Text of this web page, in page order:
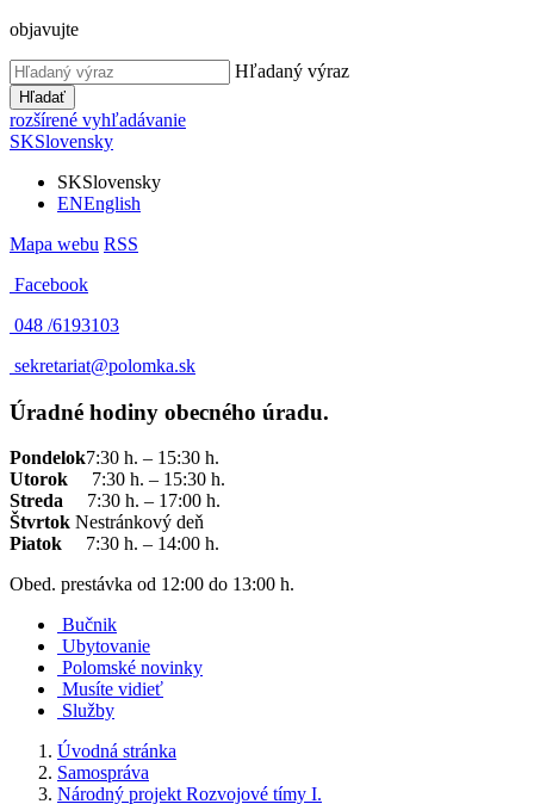
objavujte
Hľadaný výraz
Hľadať
rozšírené vyhľadávanie
SKSlovensky
SKSlovensky
ENEnglish
Mapa webu RSS
Facebook
048 /6193103
sekretariat@polomka.sk
Úradné hodiny obecného úradu.
Pondelok7:30 h. – 15:30 h.
Utorok 7:30 h. – 15:30 h.
Streda 7:30 h. – 17:00 h.
Štvrtok Nestránkový deň
Piatok
7:30 h. – 14:00 h.
Obed. prestávka od 12:00 do 13:00 h.
Bučnik
Ubytovanie
Polomské novinky
Musíte vidieť
Služby
Úvodná stránka
Samospráva
Národný projekt Rozvojové tímy I.